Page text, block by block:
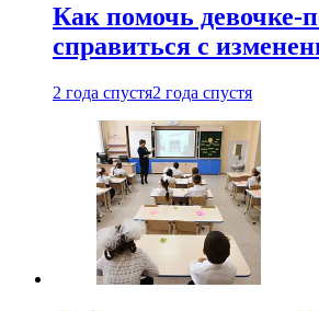
Как помочь девочке-
справиться с
2 года спустя2 года спустя